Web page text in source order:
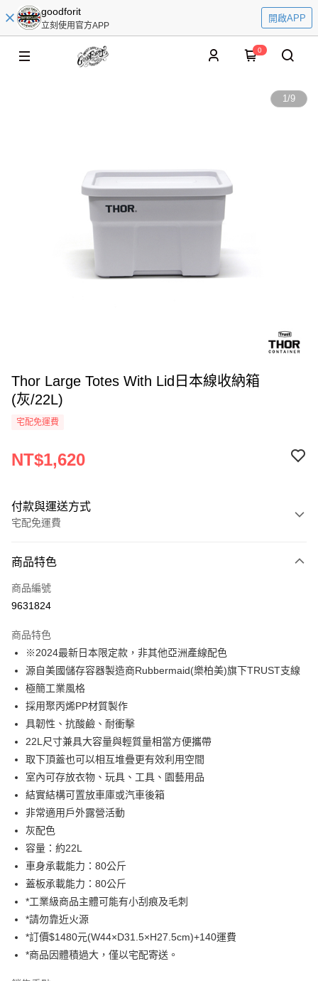
goodforit
立刻使用官方APP
開啟APP
0
1/9
Thor Large Totes With Lid日本線收納箱
(灰/22L)
宅配免運費
NT$1,620
付款與運送方式
宅配免運費
信用卡一次付款
信用卡分期付款
合作金庫商業銀行
華南商業銀行
彰化商業銀行
上海商業儲蓄銀行
台北富邦商業銀行
國泰世華商業銀行
臺灣中小企業銀行
匯豐（台灣）商業銀行
聯邦商業銀行
元大商業銀行
永豐商業銀行
玉山商業銀行
星展（台灣）商業銀行
台新國際商業銀行
中國信託商業銀行
台灣樂天信用卡公司
6 期 0 利率 每期
華南商業銀行
彰化商業銀行
上海商業儲蓄銀行
國泰世華商業銀行
臺灣中小企業銀行
匯豐（台灣）商業銀行
華泰商業銀行
聯邦商業銀行
遠東國際商業銀行
元大商業銀行
永豐商業銀行
玉山商業銀行
星展（台灣）商業銀行
台新國際商業銀行
台灣樂天信用卡公司
LINE Pay
Apple Pay
悠遊付
AFTEE先享後付
相關說明
【關於「AFTEE先享後付」】
AFTEE先享後付是「在收到商品之後才付款」的支付方式。 讓您購物簡單
１．簡單：不需註冊會員、不需綁卡、不需儲值。
２．便利：只要手機號碼，簡訊認證，即可結帳。
３．安心：先確認商品／服務後，再付款。
【「AFTEE先享後付」結帳流程】
１．於結帳方式選擇「AFTEE先享後付」後，將跳轉至「AFTEE先享後付」
結帳頁面，進行簡訊認證並確認金額後，即可完成結帳。
２．訂單成立數日內，您將收到繳費通知簡訊。
３．收到繳費通知簡訊後14天內，點擊此簡訊中的連結，可透過四大超商／
ATM／網路銀行／等多元方式進行付款，方視為交易完成。
※ 請注意：結帳手續完成當下不需立刻繳費，但若您需要取消訂單，請聯絡
購買商品的店家。未經商家同意取消之訂單仍視為有效，需透過AFTEE先享
ATM付款
運送方式
宅配
每筆NT$100，滿NT$2,500(含以上)免運費
免運費
商品特色
商品編號
9631824
商品特色
※2024最新日本限定款，非其他亞洲產線配色
源自美國儲存容器製造商Rubbermaid(樂柏美)旗下TRUST支線
極簡工業風格
採用聚丙烯PP材質製作
具韌性、抗酸鹼、耐衝擊
22L尺寸兼具大容量與輕質量相當方便攜帶
取下頂蓋也可以相互堆疊更有效利用空間
室內可存放衣物、玩具、工具、園藝用品
結實結構可置放車庫或汽車後箱
非常適用戶外露營活動
灰配色
容量：約22L
車身承載能力：80公斤
蓋板承載能力：80公斤
*工業級商品主體可能有小刮痕及毛刺
*請勿靠近火源
*訂價$1480元(W44×D31.5×H27.5cm)+140運費
*商品因體積過大，僅以宅配寄送。